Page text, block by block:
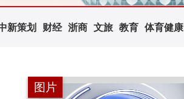
新策划 财经 浙商 文旅 教育 体育健康
图片